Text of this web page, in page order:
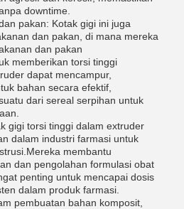
downtime.
pakan: Kotak gigi ini juga
dan pakan, di mana mereka
dan pakan
memberikan torsi tinggi
dapat mencampur,
bahan secara efektif,
dari sereal serpihan untuk
gigi torsi tinggi dalam extruder
dalam industri farmasi untuk
membantu
dan pengolahan formulasi obat
penting untuk mencapai dosis
dalam produk farmasi.
pembuatan bahan komposit,